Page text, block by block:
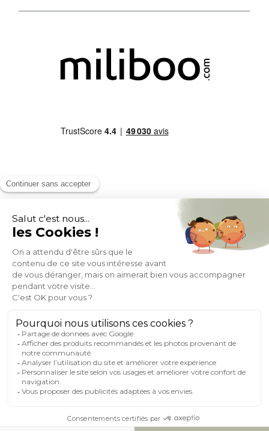
MOYENS DE PAIEMENT
FRANCE
© 2007-2026 Miliboo
Tous droits réservés